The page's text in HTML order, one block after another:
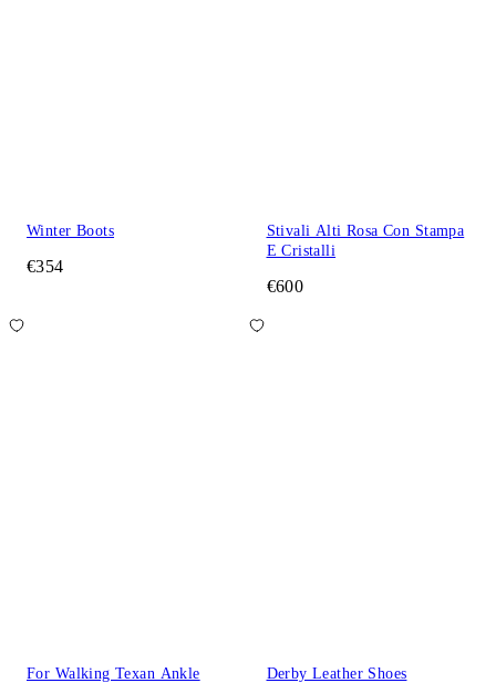
Winter Boots
€354
Stivali Alti Rosa Con Stampa
E Cristalli
€600
For Walking Texan Ankle
Derby Leather Shoes